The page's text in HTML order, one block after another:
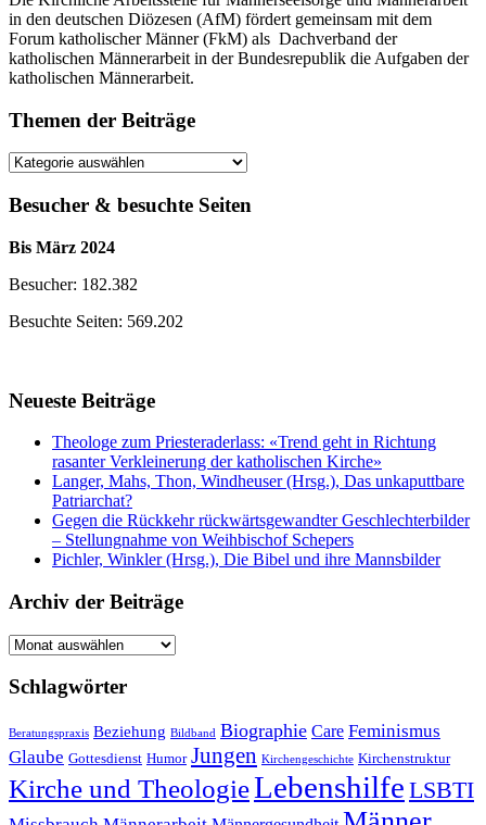
in den deutschen Diözesen (AfM) fördert gemeinsam mit dem
Forum katholischer Männer (FkM) als Dachverband der
katholischen Männerarbeit in der Bundesrepublik die Aufgaben der
katholischen Männerarbeit.
Themen der Beiträge
Themen
Beiträge
Besucher & besuchte Seiten
Bis März 2024
Besucher: 182.382
Besuchte Seiten: 569.202
Neueste Beiträge
Theologe zum Priesteraderlass: «Trend geht in Richtung
rasanter Verkleinerung der katholischen Kirche»
Langer, Mahs, Thon, Windheuser (Hrsg.), Das unkaputtbare
Patriarchat?
Gegen die Rückkehr rückwärtsgewandter Geschlechterbilder
– Stellungnahme von Weihbischof Schepers
Pichler, Winkler (Hrsg.), Die Bibel und ihre Mannsbilder
Archiv der Beiträge
Archiv
Beiträge
Schlagwörter
Beratungspraxis Beziehung Bildband Biographie Care Feminismus
Glaube Gottesdienst Humor Jungen Kirchengeschichte Kirchenstruktur
Kirche und TheologieLebenshilfe LSBTI